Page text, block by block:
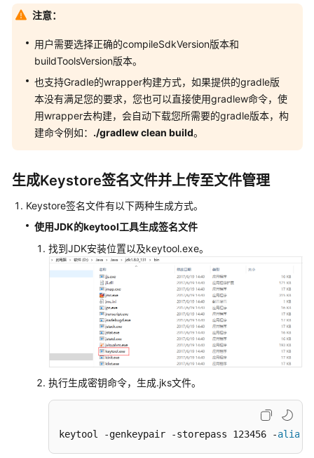
建
构
建
Grunt
构
mono
构
建
PHP
构
SetupTool
建
PyInstaller
构
使
注意：
用户需要选择正确的compileSdkVersion版本和
buildToolsVersion版本。
也支持Gradle的wrapper构建方式，如果提供的gradle版
本没有满足您的要求，您也可以直接使用gradlew命令，使
用wrapper去构建，会自动下载您所需要的gradle版本，构
建命令例如： ./gradlew clean build。
生成Keystore签名文件并上传至文件管理
Keystore签名文件有以下两种生成方式。
使用JDK的keytool工具生成签名文件
找到JDK安装位置以及keytool.exe。
执行生成密钥命令，生成.jks文件。
keytool -genkeypair -storepass 123456 -alias